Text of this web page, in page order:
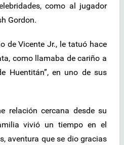
como al jugador
Gordon.
de Vicente Jr., le tatuó hace
como llamaba de cariño a
Huentitán”, en uno de sus
relación cercana desde su
vivió un tiempo en el
aventura que se dio gracias